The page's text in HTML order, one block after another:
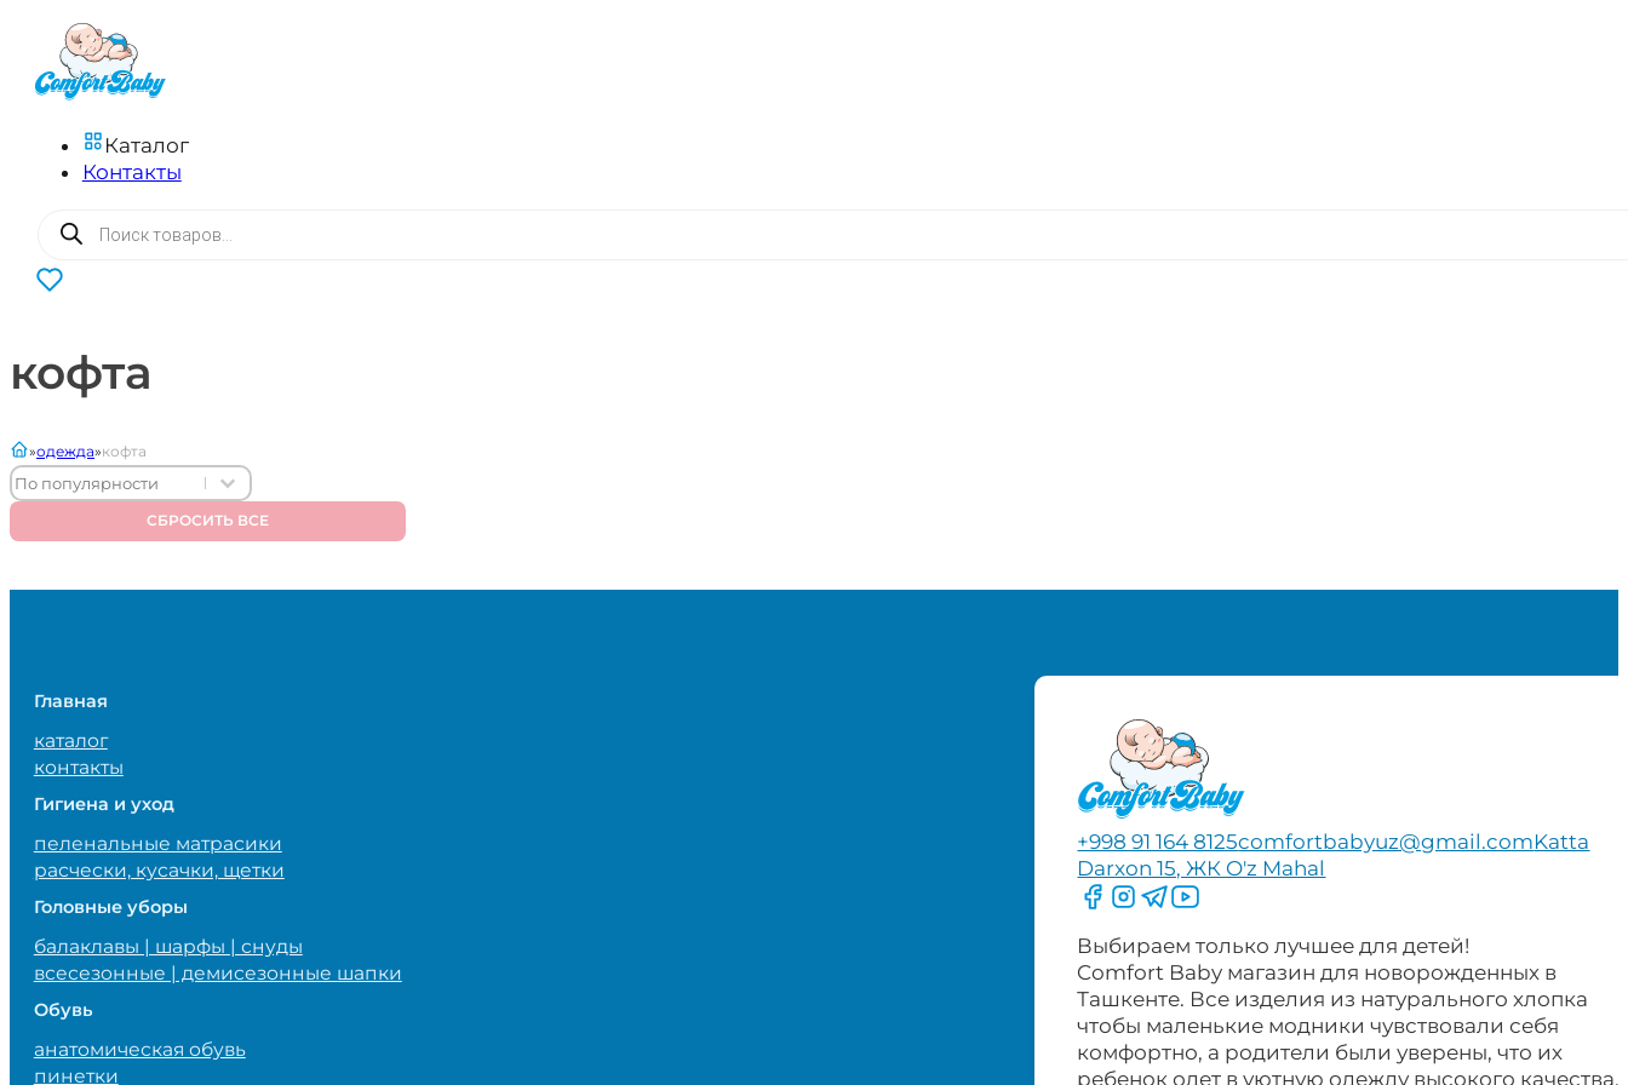
Каталог
Контакты
Поиск
товаров
0
кофта
главная
одежда кофта
Sort
Sort content
Sort content
СБРОСИТЬ ВСЕ
Главная
каталог
контакты
Гигиена и уход
пеленальные матрасики
расчески, кусачки, щетки
Головные уборы
балаклавы | шарфы | снуды
всесезонные | демисезонные шапки
Обувь
анатомическая обувь
пинетки
+998 91 164 8125comfortbabyuz@gmail.comKatta
Darxon 15, ЖК O'z Mahal
Следите за нами на Facebook
Следите за нами в Instagram
Следите за нами в Telegram
Следите за нами в YouTube
Выбираем только лучшее для детей!
Comfort Baby магазин для новорожденных в
Ташкенте. Все изделия из натурального хлопка
чтобы маленькие модники чувствовали себя
комфортно, а родители были уверены, что их
ребенок одет в уютную одежду высокого качества.